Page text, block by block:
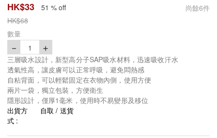
HK$33 51 % off 尚餘6件
HK$68
數量
－ 1 ＋
三層吸水設計，新型高分子SAP吸水材料，迅速吸收汗水
透氣性高，讓皮膚可以正常呼吸，避免悶熱感
自粘背面，可以輕鬆固定在衣物內側，使用方便
兩片一袋，獨立包裝，方便衛生
隱形設計，僅厚1毫米，使用時不易變形及移位
出貨方
式 :
自取 / 送貨